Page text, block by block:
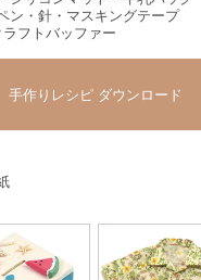
ン・針・マスキングテープ
ラフトバッファー
手作りレシピ ダウンロード